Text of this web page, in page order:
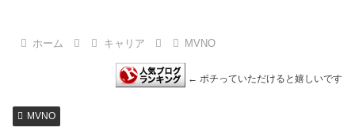
ホーム キャリア MVNO
← ポチっていただけると嬉しいです
MVNO